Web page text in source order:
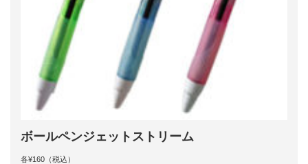
ボールペンジェットストリーム
各¥160（税込）